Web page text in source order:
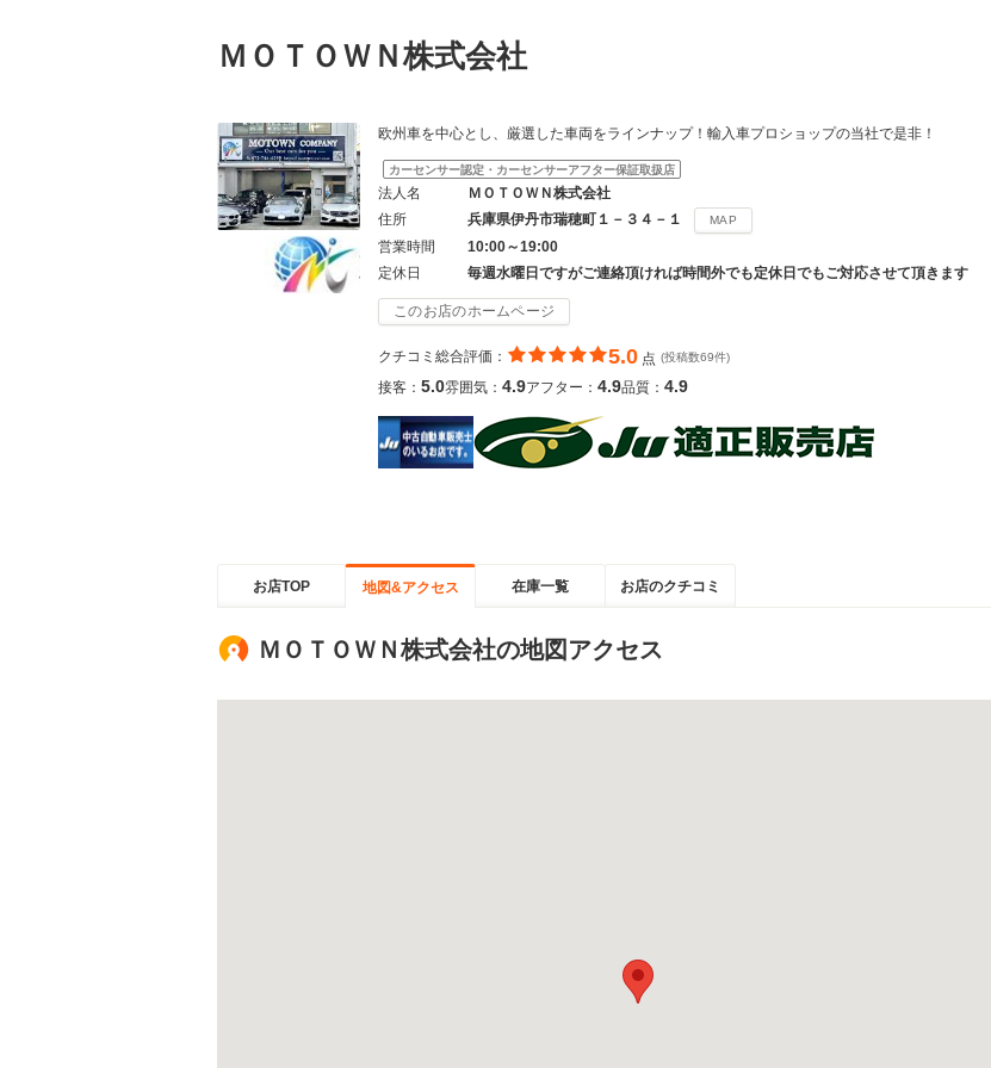
ＭＯＴＯＷＮ株式会社
欧州車を中心とし、厳選した車両をラインナップ！輸入車プロショップの当社で是非！
カーセンサー認定・カーセンサーアフター保証取扱店
法人名
ＭＯＴＯＷＮ株式会社
住所
兵庫県伊丹市瑞穂町１－３４－１ MAP
営業時間
10:00～19:00
定休日
毎週水曜日ですがご連絡頂ければ時間外でも定休日でもご対応させて頂きます
このお店のホームページ
クチコミ総合評価： 5.0 点 (投稿数69件)
接客： 5.0雰囲気： 4.9アフター： 4.9品質： 4.9
お店TOP 地図&アクセス 在庫一覧 お店のクチコミ
ＭＯＴＯＷＮ株式会社の地図アクセス